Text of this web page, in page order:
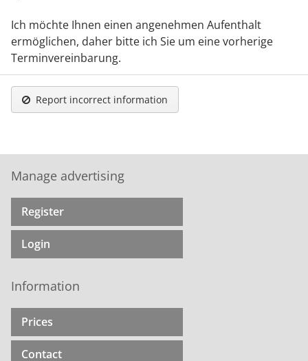
Ich möchte Ihnen einen angenehmen Aufenthalt
ermöglichen, daher bitte ich Sie um eine vorherige
Terminvereinbarung.
Report incorrect information
Manage advertising
Register
Login
Information
Prices
Contact